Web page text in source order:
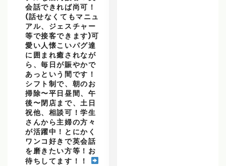
会話できれば尚可！
(話せなくてもマニュ
アル、ジェスチャー
等で接客できます)可
愛い人懐こいパグ達
に囲まれ癒されなが
ら、毎日が賑やかで
あっという間です！
シフト制で、朝のお
掃除〜平日昼間、午
後〜閉店まで、土日
祝他、相談可！学生
さんから主婦の方々
が活躍中！とにかく
ワンコ好きで英会話
を磨きたい方等！お
待ちしてます！！